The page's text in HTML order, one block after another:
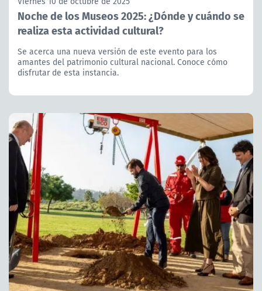
Noche de los Museos 2025: ¿Dónde y cuándo se
realiza esta actividad cultural?
Se acerca una nueva versión de este evento para los
amantes del patrimonio cultural nacional. Conoce cómo
disfrutar de esta instancia.